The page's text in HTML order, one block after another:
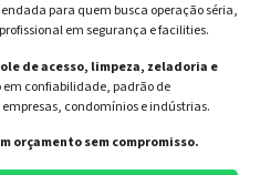
para quem busca operação séria,
em segurança e facilities.
de acesso, limpeza, zeladoria e
em confiabilidade, padrão de
condomínios e indústrias.
orçamento sem compromisso.